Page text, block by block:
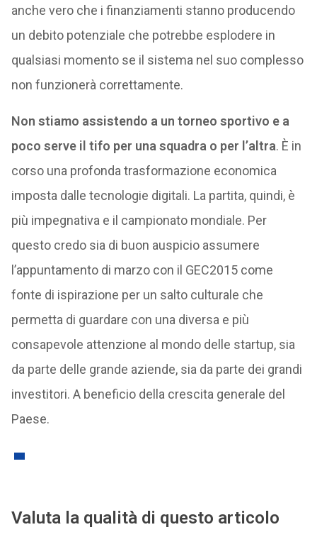
anche vero che i finanziamenti stanno producendo
un debito potenziale che potrebbe esplodere in
qualsiasi momento se il sistema nel suo complesso
non funzionerà correttamente.
Non stiamo assistendo a un torneo sportivo e a
poco serve il tifo per una squadra o per l’altra. È in
corso una profonda trasformazione economica
imposta dalle tecnologie digitali. La partita, quindi, è
più impegnativa e il campionato mondiale. Per
questo credo sia di buon auspicio assumere
l’appuntamento di marzo con il GEC2015 come
fonte di ispirazione per un salto culturale che
permetta di guardare con una diversa e più
consapevole attenzione al mondo delle startup, sia
da parte delle grande aziende, sia da parte dei grandi
investitori. A beneficio della crescita generale del
Paese.
Valuta la qualità di questo articolo